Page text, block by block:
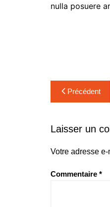
nulla posuere
de
l’article
Précédent
Laisser un
Votre adresse
Commentaire *